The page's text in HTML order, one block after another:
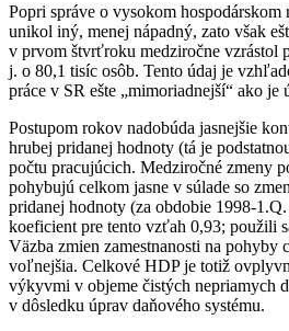
Popri správe o vysokom hospodárskom
unikol iný, menej nápadný, zato však
v prvom štvrťroku medziročne vzrástol
j. o 80,1 tisíc osôb. Tento údaj je
práce v SR ešte „mimoriadnejší“ ako je
Postupom rokov nadobúda jasnejšie
hrubej pridanej hodnoty (tá je
počtu pracujúcich. Medziročné zmeny
pohybujú celkom jasne v súlade so
pridanej hodnoty (za obdobie 1998-
koeficient pre tento vzťah 0,93; použili
Väzba zmien zamestnanosti na pohyby
voľnejšia. Celkové HDP je totiž
výkyvmi v objeme čistých nepriamych
v dôsledku úprav daňového systému.